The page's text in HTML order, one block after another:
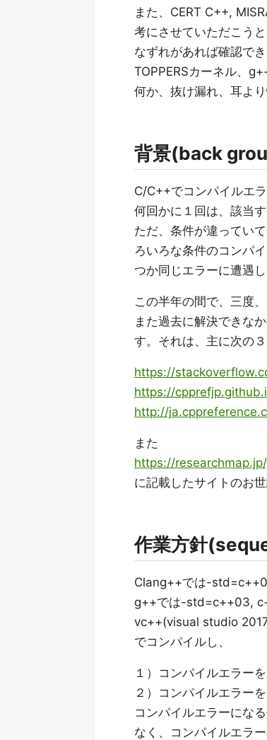
また、CERT C++,
考にさせていただこう
なずれがあれば確認で
TOPPERSカーネル、
何か、抜け漏れ、耳よ
背景(back
C/C++でコンパイルエ
何回かに１回は、該当
ただ、条件が違ってい
ろいろな条件のコンパ
つか同じエラーに遭遇
この半年の間で、三度
また過去に解決できな
す。それは、主に次の
https://
https://
http://
また
https://
に記載したサイトのお
作業方針
Clang++では-
g++では-std=c++03,
vc++(visual studio
でコンパイルし、
１）コンパイルエラーを
２）コンパイルエラー
コンパイルエラーにな
なく、コンパイルエラ